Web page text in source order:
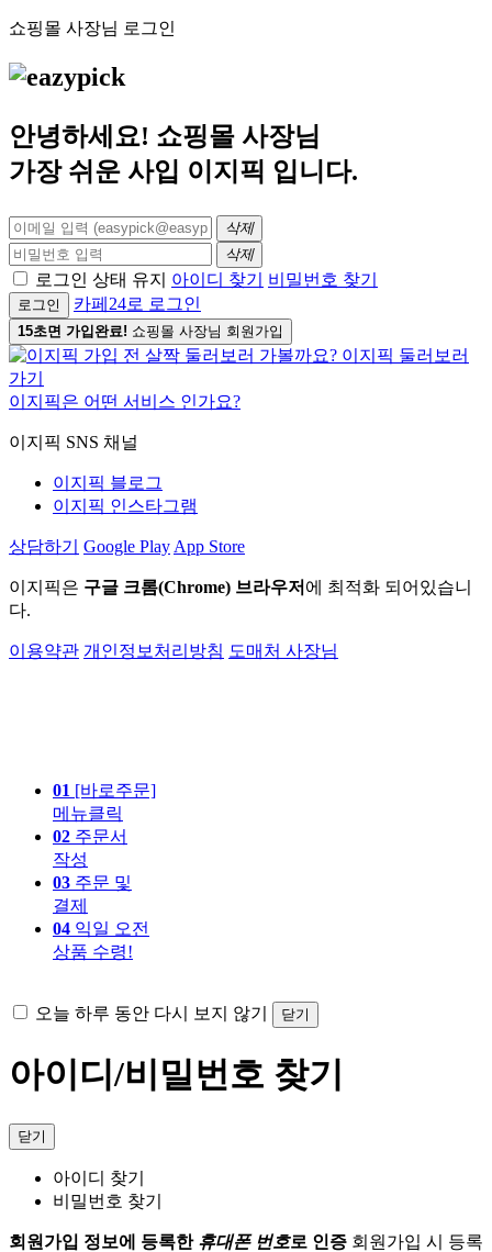
쇼핑몰 사장님 로그인
안녕하세요! 쇼핑몰 사장님
가장 쉬운 사입 이지픽 입니다.
삭제
삭제
로그인 상태 유지 아이디 찾기 비밀번호 찾기
로그인 카페24로 로그인
15초면 가입완료! 쇼핑몰 사장님 회원가입
이지픽은 어떤 서비스 인가요?
이지픽 SNS 채널
이지픽 블로그
이지픽 인스타그램
상담하기 Google Play App Store
이지픽은 구글 크롬(Chrome) 브라우저 에 최적화 되어있습니
다.
이용약관 개인정보처리방침 도매처 사장님
01 [바로주문]
메뉴클릭
02 주문서
작성
03 주문 및
결제
04 익일 오전
상품 수령!
오늘 하루 동안 다시 보지 않기 닫기
아이디/비밀번호 찾기
닫기
아이디 찾기
비밀번호 찾기
회원가입 정보에 등록한 휴대폰 번호로 인증 회원가입 시 등록